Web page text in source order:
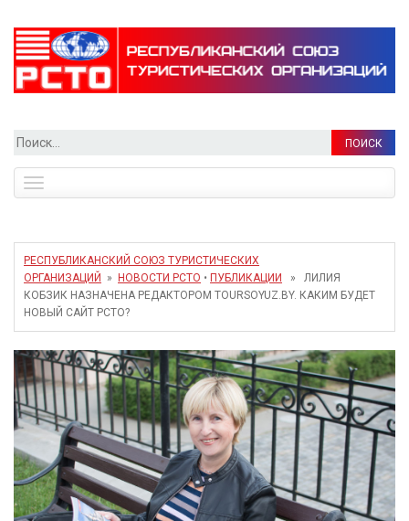
Найти:
navigation
РЕСПУБЛИКАНСКИЙ СОЮЗ ТУРИСТИЧЕСКИХ
ОРГАНИЗАЦИЙ
» НОВОСТИ РСТО • ПУБЛИКАЦИИ
» ЛИЛИЯ
КОБЗИК НАЗНАЧЕНА РЕДАКТОРОМ TOURSOYUZ.BY. КАКИМ БУДЕТ
НОВЫЙ САЙТ РСТО?